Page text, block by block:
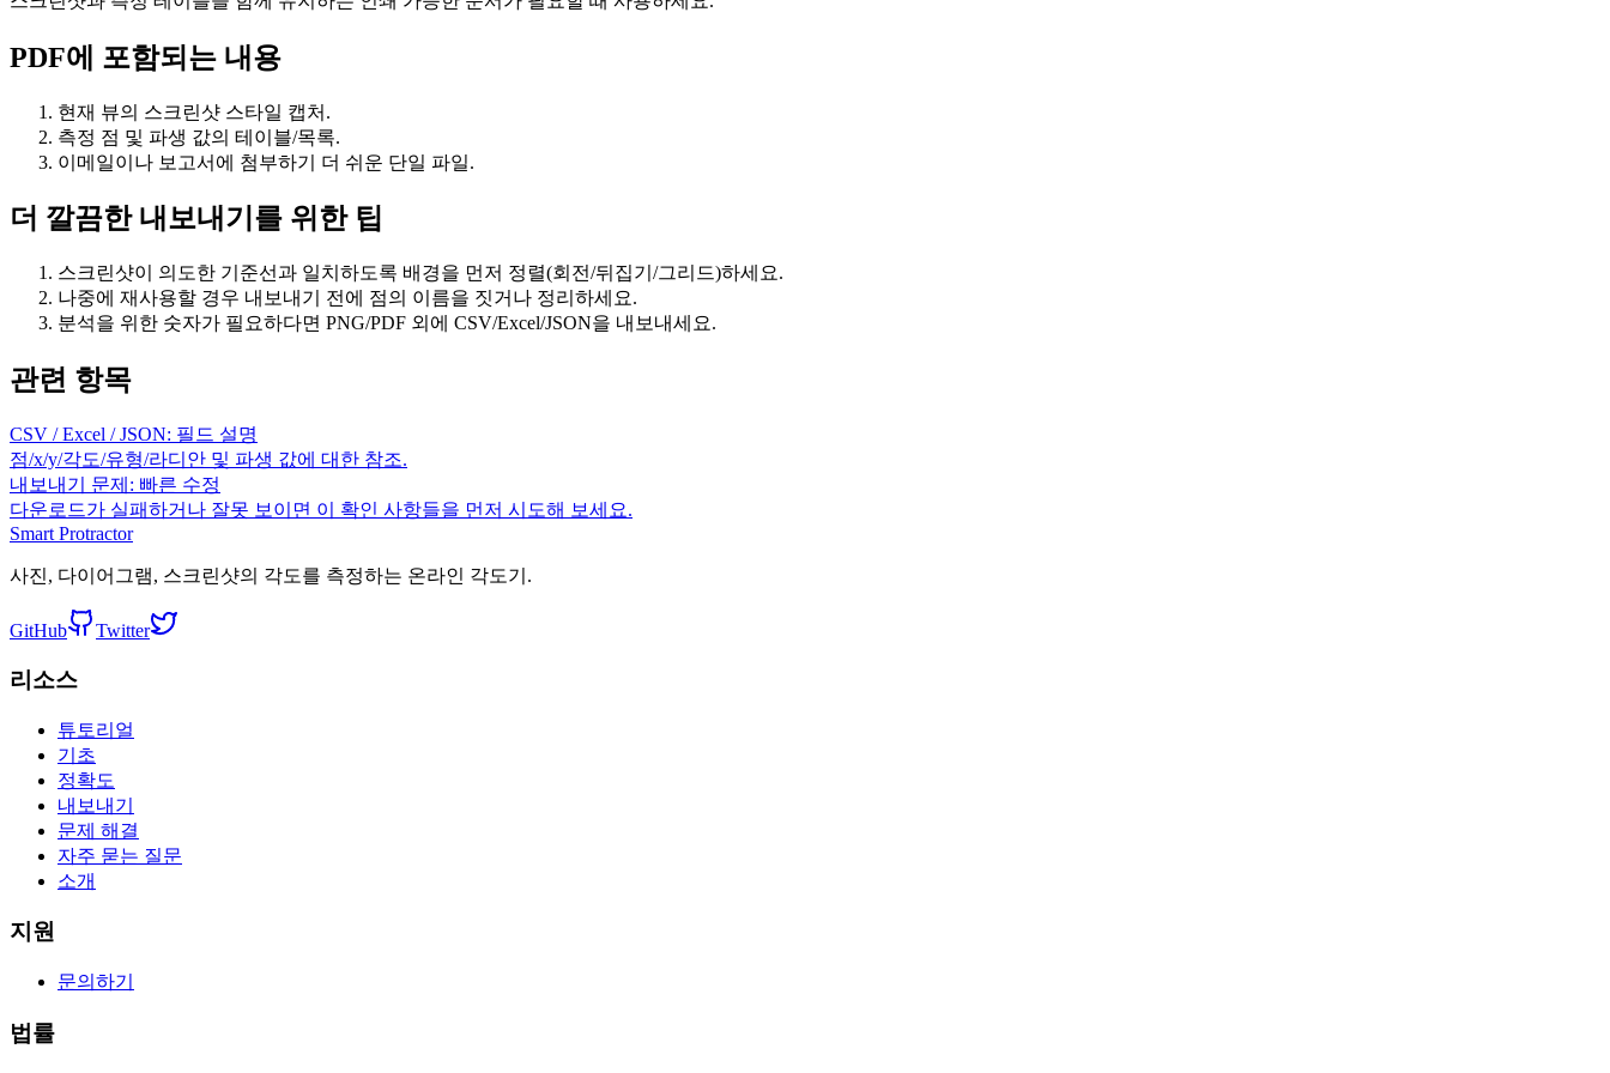
PDF에 포함되는 내용
현재 뷰의 스크린샷 스타일 캡처.
측정 점 및 파생 값의 테이블/목록.
이메일이나 보고서에 첨부하기 더 쉬운 단일 파일.
더 깔끔한 내보내기를 위한 팁
스크린샷이 의도한 기준선과 일치하도록 배경을 먼저 정렬(회전/뒤집기/그리드)하세요.
나중에 재사용할 경우 내보내기 전에 점의 이름을 짓거나 정리하세요.
분석을 위한 숫자가 필요하다면 PNG/PDF 외에 CSV/Excel/JSON을 내보내세요.
관련 항목
CSV / Excel / JSON: 필드 설명
점/x/y/각도/유형/라디안 및 파생 값에 대한 참조.
내보내기 문제: 빠른 수정
다운로드가 실패하거나 잘못 보이면 이 확인 사항들을 먼저 시도해 보세요.
Smart Protractor
사진, 다이어그램, 스크린샷의 각도를 측정하는 온라인 각도기.
GitHub Twitter
리소스
튜토리얼
기초
정확도
내보내기
문제 해결
자주 묻는 질문
소개
지원
문의하기
법률